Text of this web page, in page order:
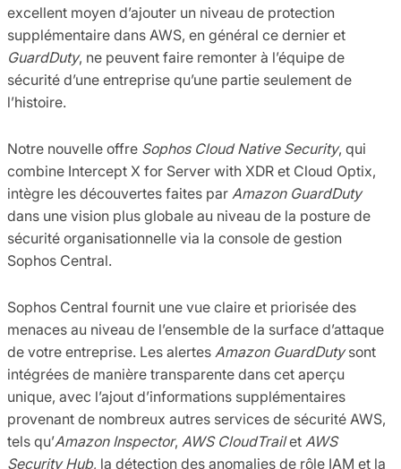
excellent moyen d’ajouter un niveau de protection
supplémentaire dans AWS, en général ce dernier et
GuardDuty, ne peuvent faire remonter à l’équipe de
sécurité d’une entreprise qu’une partie seulement de
l’histoire.
Notre nouvelle offre Sophos Cloud Native Security, qui
combine Intercept X for Server with XDR et Cloud Optix,
intègre les découvertes faites par Amazon GuardDuty
dans une vision plus globale au niveau de la posture de
sécurité organisationnelle via la console de gestion
Sophos Central.
Sophos Central fournit une vue claire et priorisée des
menaces au niveau de l’ensemble de la surface d’attaque
de votre entreprise. Les alertes Amazon GuardDutysont
intégrées de manière transparente dans cet aperçu
unique, avec l’ajout d’informations supplémentaires
provenant de nombreux autres services de sécurité AWS,
tels qu’Amazon Inspector, AWS CloudTrailet AWS
Security Hub, la détection des anomalies de rôle IAM et la